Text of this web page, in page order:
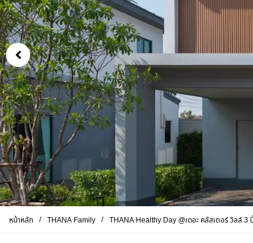
หน้าหลัก / THANA Family / THANA Healthy Day @เดอะ คลัสเตอร์ วิลล์ 3